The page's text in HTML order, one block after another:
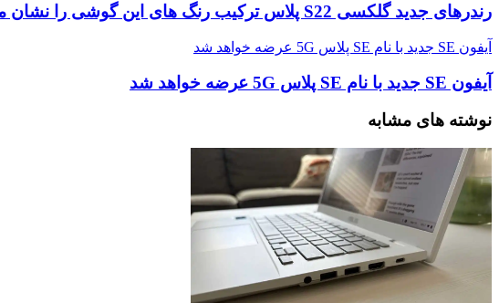
رندرهای جدید گلکسی S22 پلاس ترکیب رنگ های این گوشی را نشان می دهند
آیفون SE جدید با نام SE پلاس 5G عرضه خواهد شد
آیفون SE جدید با نام SE پلاس 5G عرضه خواهد شد
نوشته های مشابه